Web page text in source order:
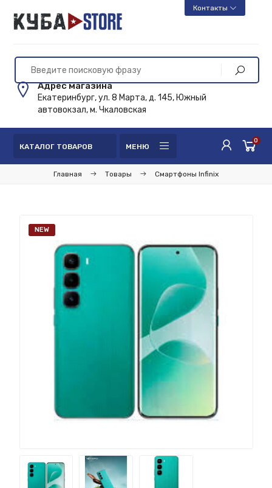
Контакты
Адрес магазина
Екатеринбург, ул. 8 Марта, д. 145, Южный
автовокзал, м. Чкаловская
КАТАЛОГ ТОВАРОВ МЕНЮ
0
Главная Товары Смартфоны Infinix
NEW